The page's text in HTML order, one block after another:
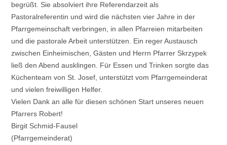
begrüßt. Sie absolviert ihre Referendarzeit als
Pastoralreferentin und wird die nächsten vier Jahre in der
Pfarrgemeinschaft verbringen, in allen Pfarreien mitarbeiten
und die pastorale Arbeit unterstützen. Ein reger Austausch
zwischen Einheimischen, Gästen und Herrn Pfarrer Skrzypek
ließ den Abend ausklingen. Für Essen und Trinken sorgte das
Küchenteam von St. Josef, unterstützt vom Pfarrgemeinderat
und vielen freiwilligen Helfer.
Vielen Dank an alle für diesen schönen Start unseres neuen
Pfarrers Robert!
Birgit Schmid-Fausel
(Pfarrgemeinderat)